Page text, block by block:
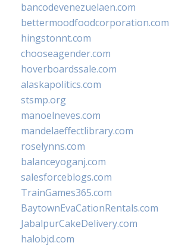
bancodevenezuelaen.com
bettermoodfoodcorporation.com
hingstonnt.com
chooseagender.com
hoverboardssale.com
alaskapolitics.com
stsmp.org
manoelneves.com
mandelaeffectlibrary.com
roselynns.com
balanceyoganj.com
salesforceblogs.com
TrainGames365.com
BaytownEvaCationRentals.com
JabalpurCakeDelivery.com
halobjd.com